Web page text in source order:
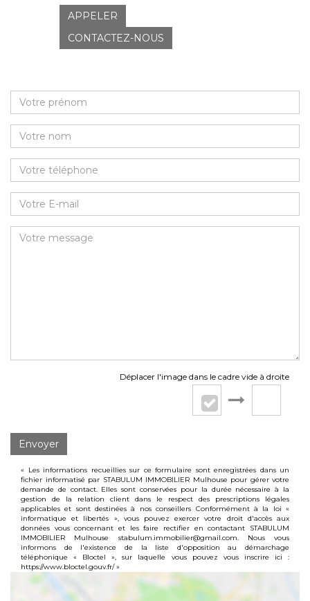
APPELER
CONTACTEZ-NOUS
Déplacer l'image dans le cadre vide à droite
Envoyer
« Les informations recueillies sur ce formulaire sont enregistrées dans un
fichier informatisé par STABULUM IMMOBILIER Mulhouse pour gérer votre
demande de contact. Elles sont conservées pour la durée nécessaire à la
gestion de la relation client dans le respect des prescriptions légales
applicables et sont destinées à nos conseillers Conformément à la loi «
informatique et libertés », vous pouvez exercer votre droit d'accès aux
données vous concernant et les faire rectifier en contactant STABULUM
IMMOBILIER Mulhouse stabulum.immobilier@gmail.com. Nous vous
informons de l'existence de la liste d'opposition au démarchage
téléphonique « Bloctel », sur laquelle vous pouvez vous inscrire ici :
https://www.bloctel.gouv.fr/»